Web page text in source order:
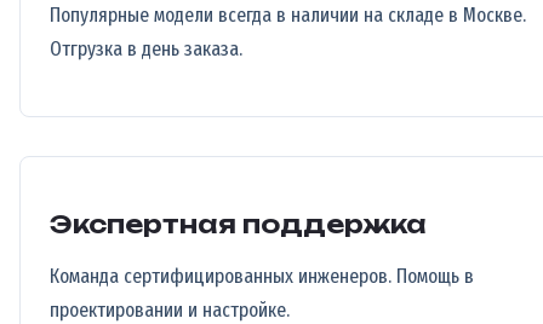
Популярные модели всегда в наличии на складе в Москве.
Отгрузка в день заказа.
Экспертная поддержка
Команда сертифицированных инженеров. Помощь в
проектировании и настройке.